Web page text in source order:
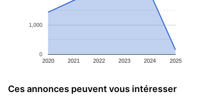
2020 2021 2022 2023 2024 2025
0
1,000
Ces annonces peuvent vous intéresser